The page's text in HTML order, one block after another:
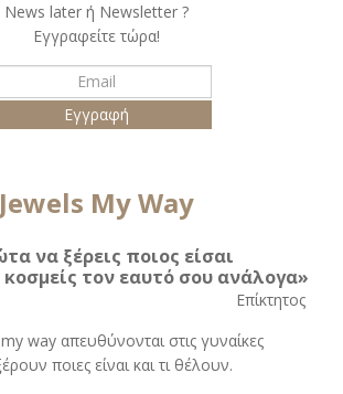
Νews later ή Νewsletter ?
Εγγραφείτε τώρα!
Jewels My Way
να ξέρεις ποιος είσαι
κοσμείς τον εαυτό σου ανάλογα»
Eπίκτητος
way απευθύνονται στις γυναίκες
ποιες είναι και τι θέλουν.